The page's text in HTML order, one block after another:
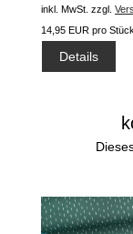
inkl. MwSt. zzgl.
14,95 EUR pro Stück
Details